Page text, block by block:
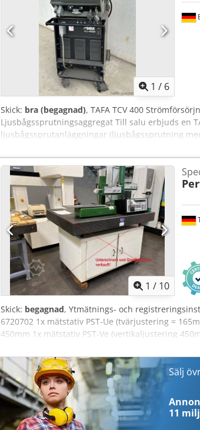
1 / 6
Skick: bra (begagnad), TAFA TCV 400
Ljusbågssprutningsaggregat Till salu erbjuds en
ljusbågssprutanläggningar (ljusbågssprutning
reservenhet eller för att utöka befintliga TAFA-/
(Praxair Surface Technologies) Modell: TCV 400
utförande för professionellt bruk Lämplig för
dubbeltråd) Dcodpfxjzqt Uys Alrsk
Lageranpassning Maskinteknik Kraftverks- och
stålkonstruktioner Skick: Begagnad Visuellt
avhämtning: Marie-Curie-Str. 1 16225 Eberswalde
1 / 10
Skick: begagnad, Ytmätnings- och
6720702 1x mätstativ PST-Ue (tvärjustering =
450mm 1x mätstativ PST-Ve (vertikaljustering
178mm Perthometer S6P samt ett stort/brett
Sälj
11